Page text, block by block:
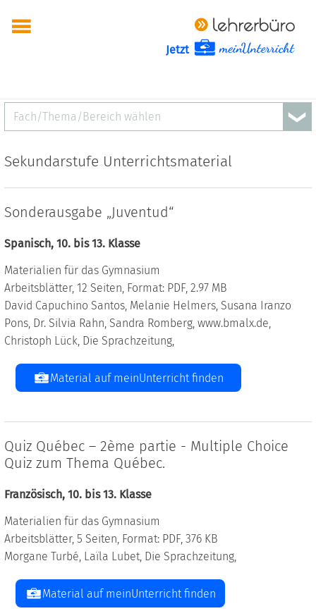
Jetzt
Fach/Thema/Bereich wählen
Sekundarstufe Unterrichtsmaterial
Sonderausgabe „Juventud“
Spanisch, 10. bis 13. Klasse
Materialien für das Gymnasium
Arbeitsblätter, 12 Seiten, Format: PDF, 2.97 MB
David Capuchino Santos, Melanie Helmers, Susana Iranzo
Pons, Dr. Silvia Rahn, Sandra Romberg, www.bmalx.de,
Christoph Lück, Die Sprachzeitung,
Material auf meinUnterricht finden
Quiz Québec – 2ème partie - Multiple Choice
Quiz zum Thema Québec.
Französisch, 10. bis 13. Klasse
Materialien für das Gymnasium
Arbeitsblätter, 5 Seiten, Format: PDF, 376 KB
Morgane Turbé, Laïla Lubet, Die Sprachzeitung,
Material auf meinUnterricht finden